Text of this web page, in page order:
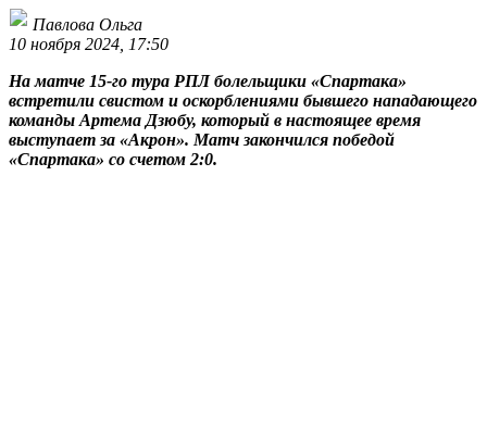
Павлова Ольга
10 ноября 2024, 17:50
На матче 15-го тура РПЛ болельщики «Спартака»
встретили свистом и оскорблениями бывшего нападающего
команды Артема Дзюбу, который в настоящее время
выступает за «Акрон». Матч закончился победой
«Спартака» со счетом 2:0.